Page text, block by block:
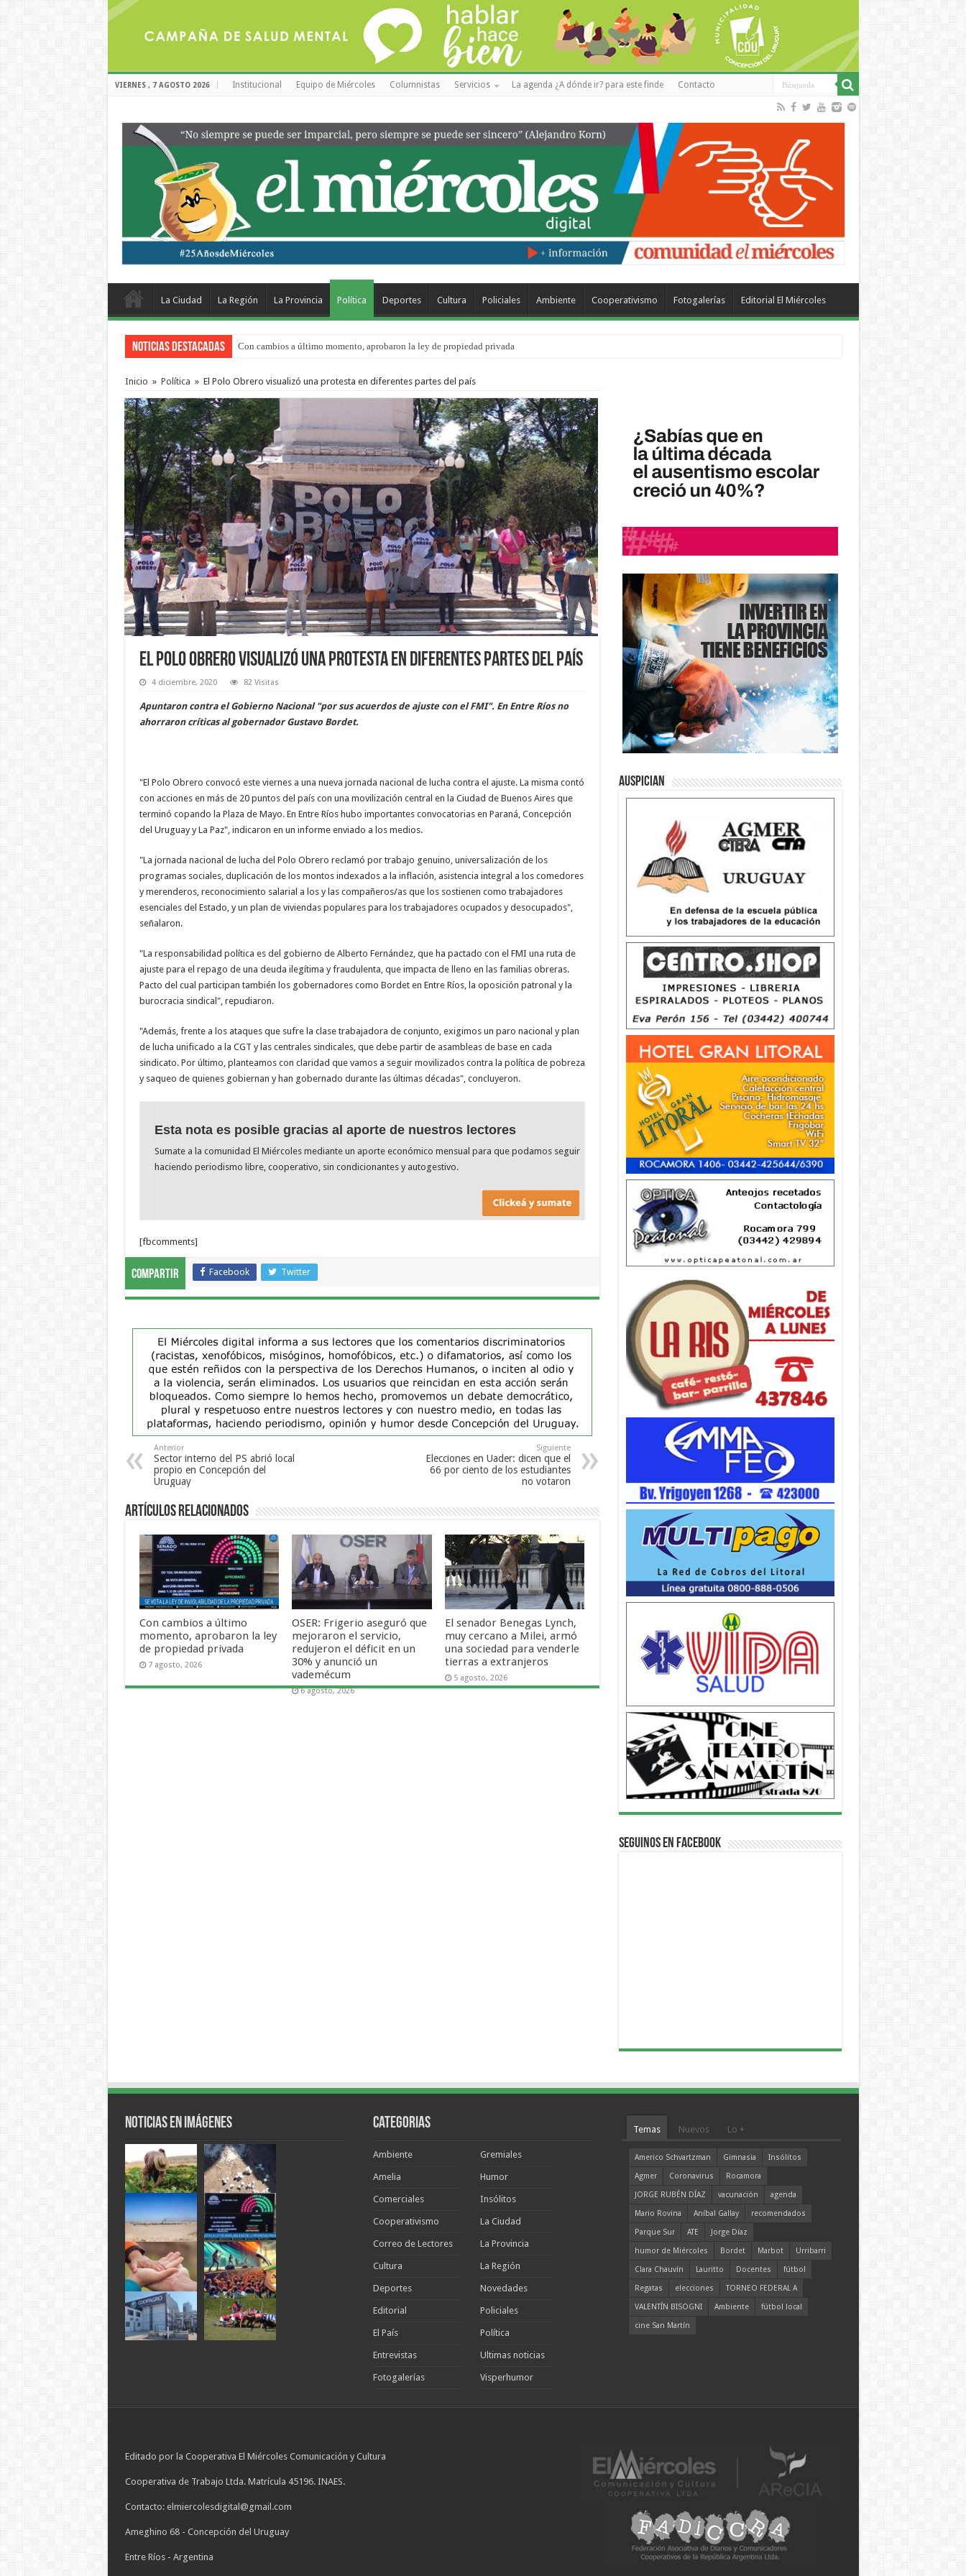
VIERNES , 7 AGOSTO 2026 Institucional Equipo de Miércoles Columnistas Servicios La agenda ¿A dónde ir? para este finde Contacto
La Ciudad La Región La Provincia Política Deportes Cultura Policiales Ambiente Cooperativismo Fotogalerías Editorial El Miércoles
Noticias Destacadas Con cambios a último momento, aprobaron la ley de propiedad privada
Inicio » Política » El Polo Obrero visualizó una protesta en diferentes partes del país
El Polo Obrero visualizó una protesta en diferentes partes del país
4 diciembre, 2020 82 Visitas
Apuntaron contra el Gobierno Nacional "por sus acuerdos de ajuste con el FMI". En Entre Ríos no
ahorraron críticas al gobernador Gustavo Bordet.
"El Polo Obrero convocó este viernes a una nueva jornada nacional de lucha contra el ajuste. La misma contó
con acciones en más de 20 puntos del país con una movilización central en la Ciudad de Buenos Aires que
terminó copando la Plaza de Mayo. En Entre Ríos hubo importantes convocatorias en Paraná, Concepción
del Uruguay y La Paz", indicaron en un informe enviado a los medios.
"La jornada nacional de lucha del Polo Obrero reclamó por trabajo genuino, universalización de los
programas sociales, duplicación de los montos indexados a la inflación, asistencia integral a los comedores
y merenderos, reconocimiento salarial a los y las compañeros/as que los sostienen como trabajadores
esenciales del Estado, y un plan de viviendas populares para los trabajadores ocupados y desocupados",
señalaron.
"La responsabilidad política es del gobierno de Alberto Fernández, que ha pactado con el FMI una ruta de
ajuste para el repago de una deuda ilegítima y fraudulenta, que impacta de lleno en las familias obreras.
Pacto del cual participan también los gobernadores como Bordet en Entre Ríos, la oposición patronal y la
burocracia sindical", repudiaron.
"Además, frente a los ataques que sufre la clase trabajadora de conjunto, exigimos un paro nacional y plan
de lucha unificado a la CGT y las centrales sindicales, que debe partir de asambleas de base en cada
sindicato. Por último, planteamos con claridad que vamos a seguir movilizados contra la política de pobreza
y saqueo de quienes gobiernan y han gobernado durante las últimas décadas", concluyeron.
Esta nota es posible gracias al aporte de nuestros lectores
Sumate a la comunidad El Miércoles mediante un aporte económico mensual para que podamos seguir
haciendo periodismo libre, cooperativo, sin condicionantes y autogestivo.
[fbcomments]
Compartir Facebook Twitter
Anterior
Sector interno del PS abrió local
propio en Concepción del
Uruguay
Siguiente
Elecciones en Uader: dicen que el
66 por ciento de los estudiantes
no votaron
Artículos Relacionados
Con cambios a último
momento, aprobaron la ley
de propiedad privada
7 agosto, 2026
OSER: Frigerio aseguró que
mejoraron el servicio,
redujeron el déficit en un
30% y anunció un
vademécum
6 agosto, 2026
El senador Benegas Lynch,
muy cercano a Milei, armó
una sociedad para venderle
tierras a extranjeros
5 agosto, 2026
Auspician
Seguinos en Facebook
Noticias en Imágenes Categorias
Ambiente
Amelia
Comerciales
Cooperativismo
Correo de Lectores
Cultura
Deportes
Editorial
El País
Entrevistas
Fotogalerías
Gremiales
Humor
Insólitos
La Ciudad
La Provincia
La Región
Novedades
Policiales
Política
Ultimas noticias
Visperhumor
Temas Nuevos Lo +
Americo Schvartzman Gimnasia
Insólitos
Agmer
Coronavirus
Rocamora
JORGE RUBÉN DÍAZ
vacunación
agenda
Mario Rovina
Aníbal Gallay
recomendados
Parque Sur
ATE
Jorge Díaz
humor de Miércoles
Bordet Marbot
Urribarri
Clara Chauvín
Lauritto Docentes
fútbol
Regatas
elecciones
TORNEO FEDERAL A
VALENTÍN BISOGNI
Ambiente
fútbol local
cine San Martín
Editado por la Cooperativa El Miércoles Comunicación y Cultura
Cooperativa de Trabajo Ltda. Matrícula 45196. INAES.
Contacto: elmiercolesdigital@gmail.com
Ameghino 68 - Concepción del Uruguay
Entre Ríos - Argentina